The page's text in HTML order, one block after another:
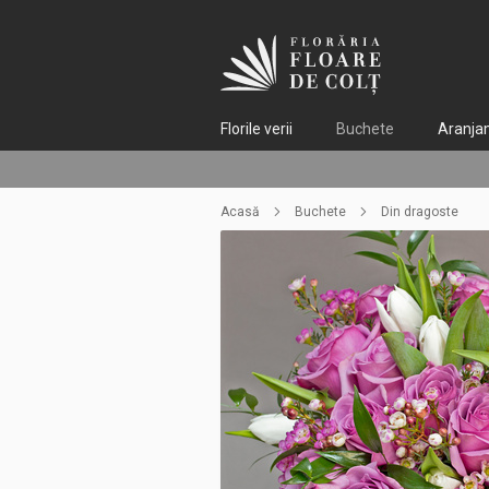
Florile verii Buchete
Acasă Buchete Din dragoste